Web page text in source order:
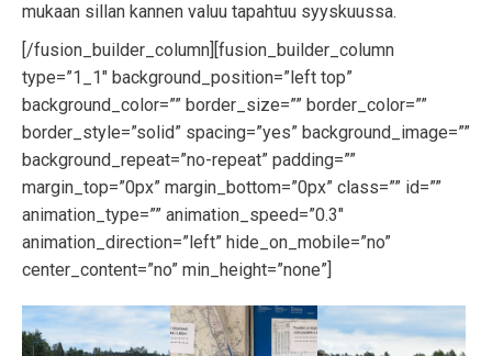
mukaan sillan kannen valuu tapahtuu syyskuussa.
[/fusion_builder_column][fusion_builder_column
type=”1_1″ background_position=”left top”
background_color=”” border_size=”” border_color=””
border_style=”solid” spacing=”yes” background_image=””
background_repeat=”no-repeat” padding=””
margin_top=”0px” margin_bottom=”0px” class=”” id=””
animation_type=”” animation_speed=”0.3″
animation_direction=”left” hide_on_mobile=”no”
center_content=”no” min_height=”none”]